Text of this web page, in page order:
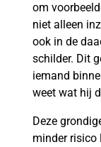
om
niet alleen
ook in de
schilder. Dit
iemand
weet wat hij
Deze
minder risico